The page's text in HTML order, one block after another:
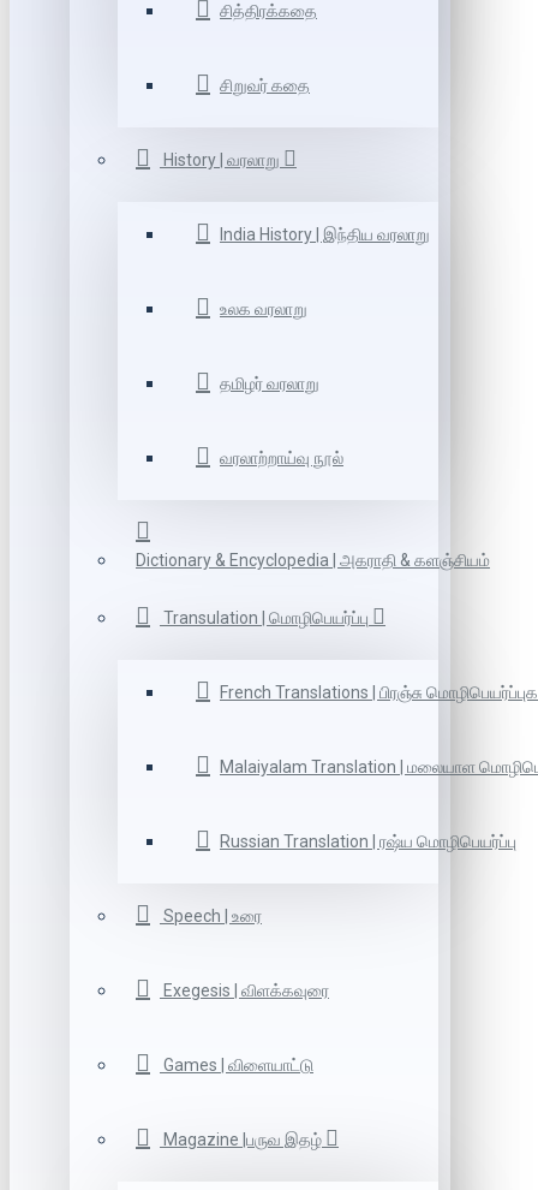
சித்திரக்கதை
சிறுவர் கதை
History | வரலாறு
India History | இந்திய வரலாறு
உலக வரலாறு
தமிழர் வரலாறு
வரலாற்றாய்வு நூல்
Dictionary & Encyclopedia | அகராதி & களஞ்சியம்
Transulation | மொழிபெயர்ப்பு
French Translations | பிரஞ்சு
Malaiyalam Translation | மலையாள
Russian Translation | ரஷ்ய மொழிபெயர்ப்பு
Speech | உரை
Exegesis | விளக்கவுரை
Games | விளையாட்டு
Magazine |பருவ இதழ்